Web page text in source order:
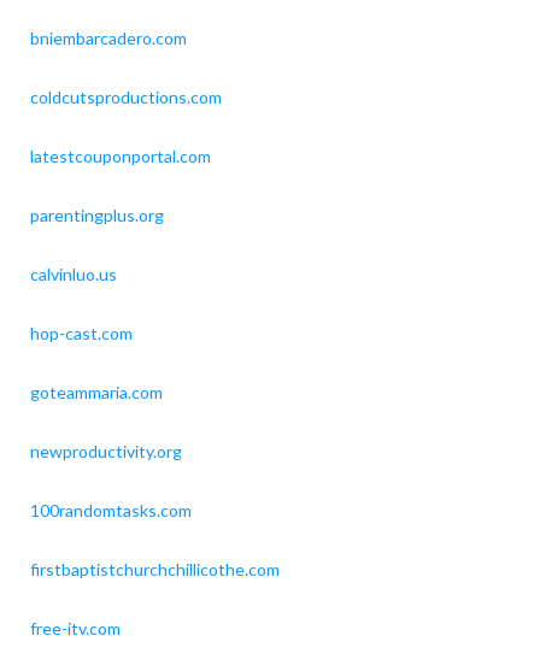
bniembarcadero.com
coldcutsproductions.com
latestcouponportal.com
parentingplus.org
calvinluo.us
hop-cast.com
goteammaria.com
newproductivity.org
100randomtasks.com
firstbaptistchurchchillicothe.com
free-itv.com